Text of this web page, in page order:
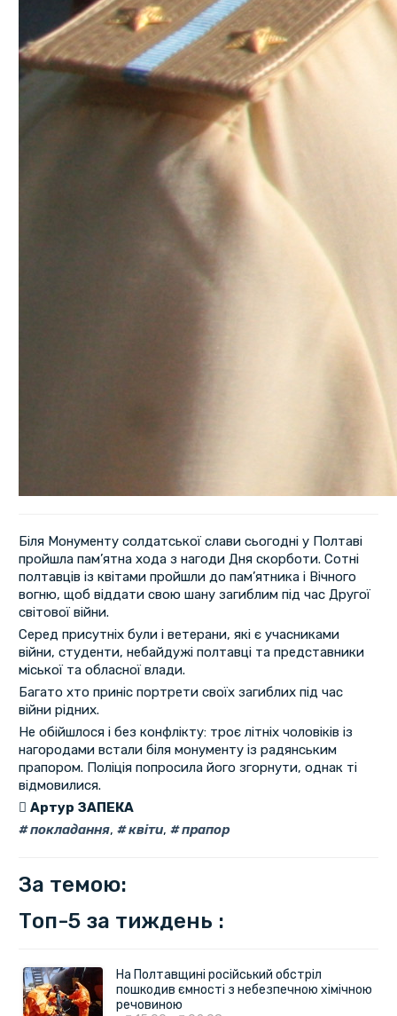
Біля Монументу солдатської слави сьогодні у Полтаві
пройшла пам’ятна хода з нагоди Дня скорботи. Сотні
полтавців із квітами пройшли до пам’ятника і Вічного
вогню, щоб віддати свою шану загиблим під час Другої
світової війни.
Серед присутніх були і ветерани, які є учасниками
війни, студенти, небайдужі полтавці та представники
міської та обласної влади.
Багато хто приніс портрети своїх загиблих під час
війни рідних.
Не обійшлося і без конфлікту: троє літніх чоловіків із
нагородами встали біля монументу із радянським
прапором. Поліція попросила його згорнути, однак ті
відмовилися.
Артур ЗАПЕКА
покладання, квіти, прапор
За темою:
Топ-5 за тиждень :
На Полтавщині російський обстріл
пошкодив ємності з небезпечною хімічною
речовиною